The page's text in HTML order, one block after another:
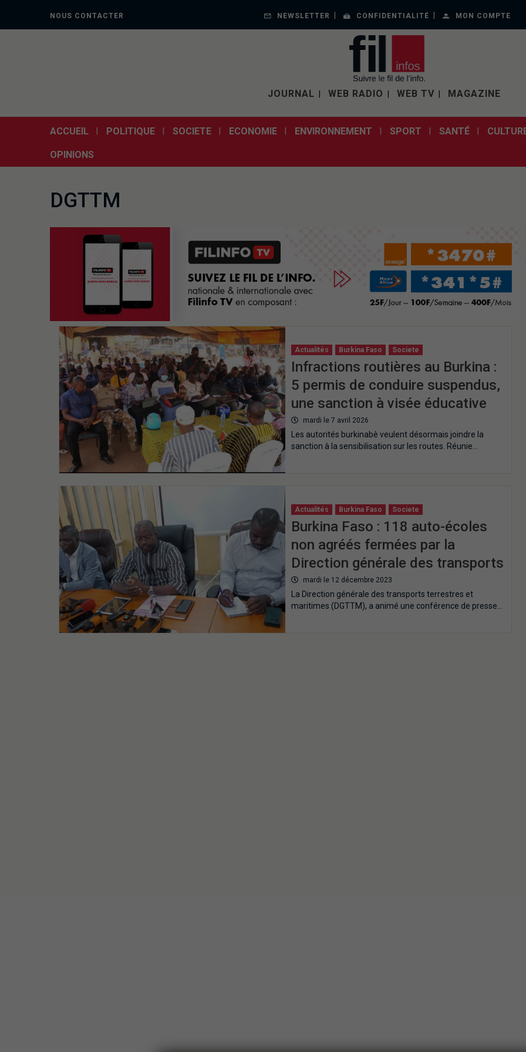
NOUS CONTACTER NEWSLETTER CONFIDENTIALITÉ MON COMPTE
JOURNAL WEB RADIO WEB TV MAGAZINE
ACCUEIL POLITIQUE SOCIETE ECONOMIE ENVIRONNEMENT SPORT SANTÉ
OPINIONS
DGTTM
Actualités Burkina Faso Societe
Infractions routières au Burkina :
5 permis de conduire suspendus,
une sanction à visée éducative
mardi le 7 avril 2026
Les autorités burkinabè veulent désormais joindre la
sanction à la sensibilisation sur les routes. Réunie…
Actualités Burkina Faso Societe
Burkina Faso : 118 auto-écoles
non agréés fermées par la
Direction générale des transports
mardi le 12 décembre 2023
La Direction générale des transports terrestres et
maritimes (DGTTM), a animé une conférence de presse…